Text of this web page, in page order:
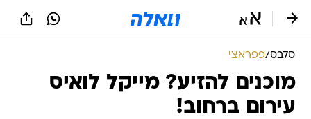
סלבס/פפראצי
מוכנים להזיע? מייקל לואיס
עירום ברחוב!